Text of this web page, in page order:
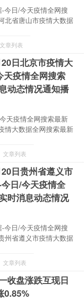
今日/今天疫情全网搜
北省唐山市疫情大数据
文章列表
日北京市疫情大
天疫情全网搜索
动态情况通知播
天疫情全网搜索最新
情大数据全网搜索最新
文章列表
日贵州省遵义市
日/今天疫情全
时消息动态情况
今日/今天疫情全网搜
州省遵义市疫情大数据
文章列表
收盘涨跌互现日
0.85%